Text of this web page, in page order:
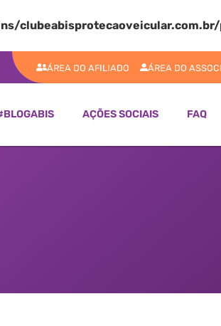
ÁREA DO AFILIADO ÁREA DO
AÇÕES SOCIAIS FAQ